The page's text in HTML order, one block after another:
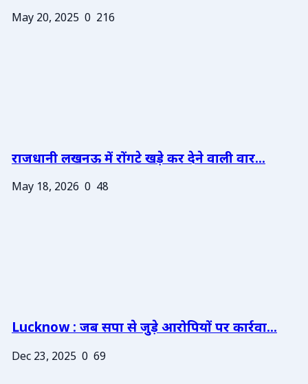
May 20, 2025 0 216
राजधानी लखनऊ में रोंगटे खड़े कर देने वाली वार...
May 18, 2026 0 48
Lucknow : जब सपा से जुड़े आरोपियों पर कार्रवा...
Dec 23, 2025 0 69